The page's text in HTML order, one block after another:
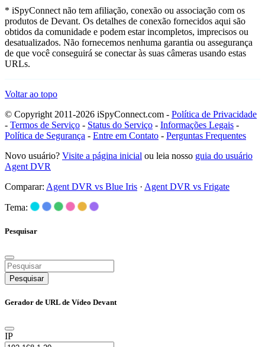
* iSpyConnect não tem afiliação, conexão ou associação com os
produtos de Devant. Os detalhes de conexão fornecidos aqui são
obtidos da comunidade e podem estar incompletos, imprecisos ou
desatualizados. Não fornecemos nenhuma garantia ou assegurança
de que você conseguirá se conectar às suas câmeras usando estas
URLs.
Voltar ao topo
© Copyright 2011-2026 iSpyConnect.com - Política de Privacidade
- Termos de Serviço - Status do Serviço - Informações Legais -
Política de Segurança - Entre em Contato - Perguntas Frequentes
Novo usuário? Visite a página inicial ou leia nosso guia do usuário
Agent DVR
Comparar: Agent DVR vs Blue Iris · Agent DVR vs Frigate
Tema:
Pesquisar
Pesquisar
Gerador de URL de Vídeo Devant
IP